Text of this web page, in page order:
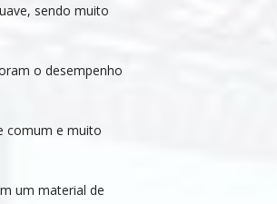
sendo muito
o desempenho
comum e muito
um material de